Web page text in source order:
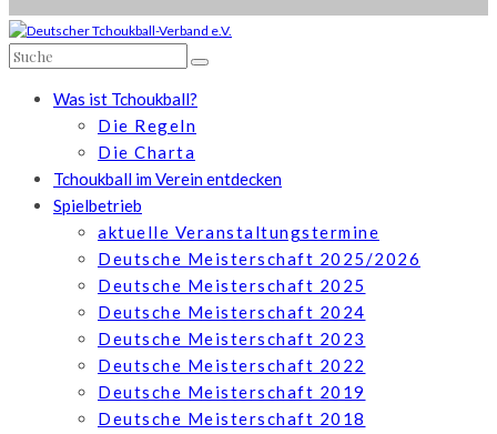
Was ist Tchoukball?
Die Regeln
Die Charta
Tchoukball im Verein entdecken
Spielbetrieb
aktuelle Veranstaltungstermine
Deutsche Meisterschaft 2025/2026
Deutsche Meisterschaft 2025
Deutsche Meisterschaft 2024
Deutsche Meisterschaft 2023
Deutsche Meisterschaft 2022
Deutsche Meisterschaft 2019
Deutsche Meisterschaft 2018